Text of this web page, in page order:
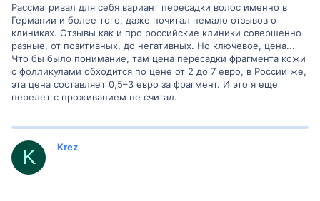
Рассматривал для себя вариант пересадки волос именно в
Германии и более того, даже почитал немало отзывов о
клиниках. Отзывы как и про российские клиники совершенно
разные, от позитивных, до негативных. Но ключевое, цена...
Что бы было понимание, там цена пересадки фрагмента кожи
с фолликулами обходится по цене от 2 до 7 евро, в России же,
эта цена составляет 0,5–3 евро за фрагмент. И это я еще
перелет с проживанием не считал.
K Krez